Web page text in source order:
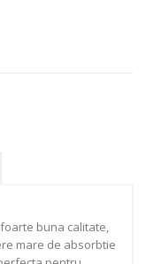
buna calitate,
mare de absorbtie